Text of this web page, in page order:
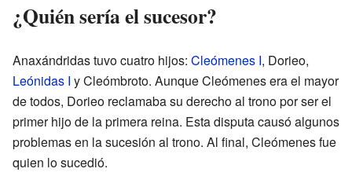
¿Quién sería el sucesor?
Anaxándridas tuvo cuatro hijos: Cleómenes I, Dorieo,
Leónidas I y Cleómbroto. Aunque Cleómenes era el mayor
de todos, Dorieo reclamaba su derecho al trono por ser el
primer hijo de la primera reina. Esta disputa causó algunos
problemas en la sucesión al trono. Al final, Cleómenes fue
quien lo sucedió.